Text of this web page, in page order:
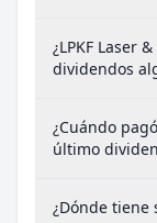
¿LPKF Laser
dividendos
¿Cuándo
último
¿Dónde tiene